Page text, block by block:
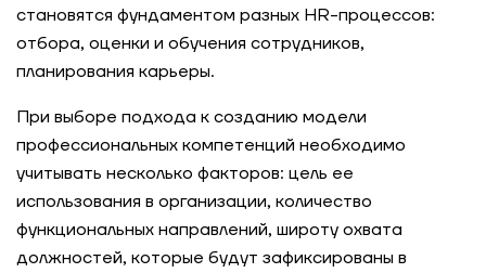
становятся фундаментом разных HR-процессов:
отбора, оценки и обучения сотрудников,
планирования карьеры.
При выборе подхода к созданию модели
профессиональных компетенций необходимо
учитывать несколько факторов: цель ее
использования в организации, количество
функциональных направлений, широту охвата
должностей, которые будут зафиксированы в